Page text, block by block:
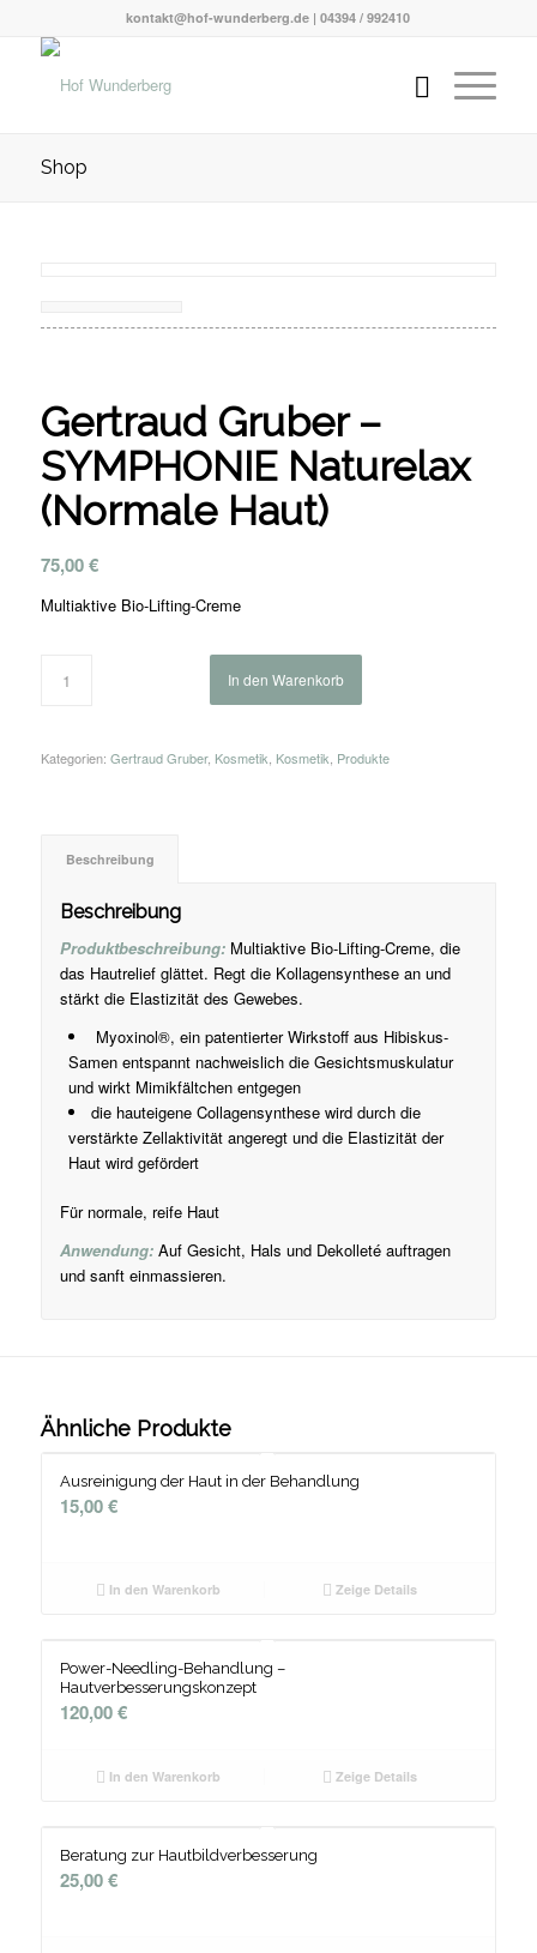
kontakt@hof-wunderberg.de | 04394 / 992410
Shop
Gertraud Gruber –
SYMPHONIE Naturelax
(Normale Haut)
75,00€
Multiaktive Bio-Lifting-Creme
In den Warenkorb
Kategorien: Gertraud Gruber, Kosmetik Kosmetik Produkte
Beschreibung
Beschreibung
Produktbeschreibung:Multiaktive Bio-Lifting-Creme, die
das Hautrelief glättet. Regt die Kollagensynthese an und
stärkt die Elastizität des Gewebes.
Myoxinol®, ein patentierter Wirkstoff aus Hibiskus-
Samen entspannt nachweislich die Gesichtsmuskulatur
und wirkt Mimikfältchen entgegen
die hauteigene Collagensynthese wird durch die
verstärkte Zellaktivität angeregt und die Elastizität der
Haut wird gefördert
Für normale, reife Haut
Anwendung:Auf Gesicht, Hals und Dekolleté auftragen
und sanft einmassieren.
Ähnliche Produkte
Ausreinigung der Haut in der Behandlung
15,00€
In den Warenkorb Zeige Details
Power-Needling-Behandlung –
Hautverbesserungskonzept
120,00€
In den Warenkorb Zeige Details
Beratung zur Hautbildverbesserung
25,00€